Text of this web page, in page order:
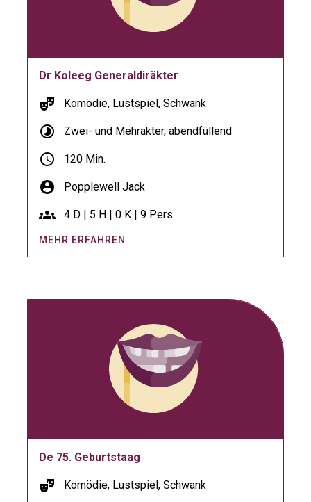
Dr Koleeg Generaldiräkter
theater_comedy Komödie, Lustspiel, Schwank
timelapse Zwei- und Mehrakter, abendfüllend
schedule 120 Min.
account_circle Popplewell Jack
groups 4 D | 5 H | 0 K | 9 Pers
MEHR ERFAHREN
De 75. Geburtstaag
theater_comedy Komödie, Lustspiel, Schwank